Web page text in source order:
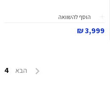
הוסף להשוואה
3,999 ₪
הבא 4